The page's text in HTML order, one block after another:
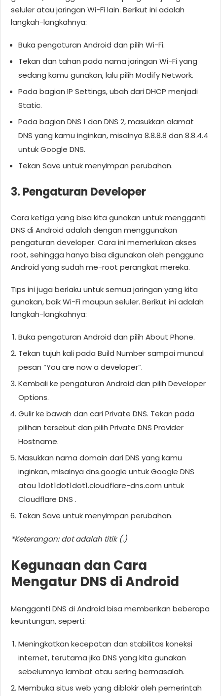
seluler atau jaringan Wi-Fi lain. Berikut ini adalah
langkah-langkahnya:
Buka pengaturan Android dan pilih Wi-Fi.
Tekan dan tahan pada nama jaringan Wi-Fi yang
sedang kamu gunakan, lalu pilih Modify Network.
Pada bagian IP Settings, ubah dari DHCP menjadi
Static.
Pada bagian DNS 1 dan DNS 2, masukkan alamat
DNS yang kamu inginkan, misalnya 8.8.8.8 dan 8.8.4.4
untuk Google DNS.
Tekan Save untuk menyimpan perubahan.
3. Pengaturan Developer
Cara ketiga yang bisa kita gunakan untuk mengganti
DNS di Android adalah dengan menggunakan
pengaturan developer. Cara ini memerlukan akses
root, sehingga hanya bisa digunakan oleh pengguna
Android yang sudah me-root perangkat mereka.
Tips ini juga berlaku untuk semua jaringan yang kita
gunakan, baik Wi-Fi maupun seluler. Berikut ini adalah
langkah-langkahnya:
Buka pengaturan Android dan pilih About Phone.
Tekan tujuh kali pada Build Number sampai muncul
pesan “You are now a developer”.
Kembali ke pengaturan Android dan pilih Developer
Options.
Gulir ke bawah dan cari Private DNS. Tekan pada
pilihan tersebut dan pilih Private DNS Provider
Hostname.
Masukkan nama domain dari DNS yang kamu
inginkan, misalnya dns.google untuk Google DNS
atau 1dot1dot1dot1.cloudflare-dns.com untuk
Cloudflare DNS .
Tekan Save untuk menyimpan perubahan.
*Keterangan: dot adalah titik (.)
Kegunaan dan Cara
Mengatur DNS di Android
Mengganti DNS di Android bisa memberikan beberapa
keuntungan, seperti:
Meningkatkan kecepatan dan stabilitas koneksi
internet, terutama jika DNS yang kita gunakan
sebelumnya lambat atau sering bermasalah.
Membuka situs web yang diblokir oleh pemerintah